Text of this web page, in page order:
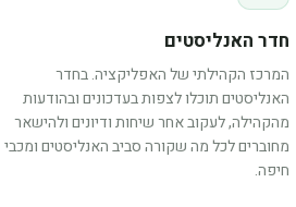
חדר האנליסטים
המרכז הקהילתי של האפליקציה. בחדר
האנליסטים תוכלו לצפות בעדכונים ובהודעות
מהקהילה, לעקוב אחר שיחות ודיונים ולהישאר
מחוברים לכל מה שקורה סביב האנליסטים ומכבי
חיפה.